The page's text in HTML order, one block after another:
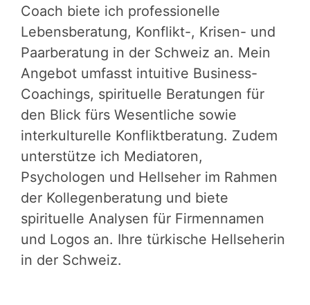
Coach biete ich professionelle
Lebensberatung, Konflikt-, Krisen- und
Paarberatung in der Schweiz an. Mein
Angebot umfasst intuitive Business-
Coachings, spirituelle Beratungen für
den Blick fürs Wesentliche sowie
interkulturelle Konfliktberatung. Zudem
unterstütze ich Mediatoren,
Psychologen und Hellseher im Rahmen
der Kollegenberatung und biete
spirituelle Analysen für Firmennamen
und Logos an. Ihre türkische Hellseherin
in der Schweiz.